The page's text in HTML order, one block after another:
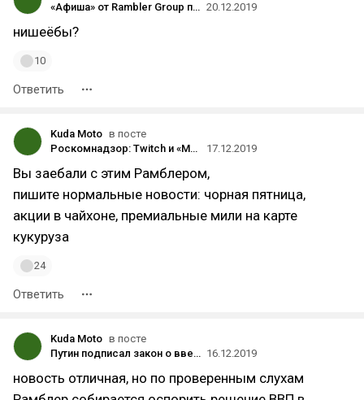
«Афиша» от Rambler Group попросила Роспатент запретить МТС и «Яндексу» использовать товарные знаки со словом «Афиша» 20.12.2019
нишеёбы?
10
Ответить
Kuda Moto в посте
Роскомнадзор: Twitch и «Матч ТВ» удалили нелегальный контент по требованию Rambler Group — им не грозит блокировка
17.12.2019
Вы заебали с этим Рамблером,
пишите нормальные новости: чорная пятница,
акции в чайхоне, премиальные мили на карте
кукуруза
24
Ответить
Kuda Moto в посте
Путин подписал закон о введении электронных трудовых книжек в России с 2021 года 16.12.2019
новость отличная, но по проверенным слухам